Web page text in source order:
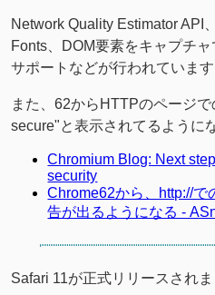
Network Quality Estimator API
Fonts、DOM要素をキャプチャ
サポートなどが行われています
また、62からHTTPのページ
secure"と表示されてるように
Chromium Blog: Next
security
Chrome62から、http://で
告が出るようになる -
Safari 11が正式リリースされま